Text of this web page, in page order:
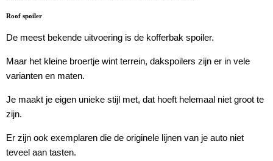
Roof spoiler
De meest bekende uitvoering is de kofferbak spoiler.
Maar het kleine broertje wint terrein, dakspoilers zijn er in vele
varianten en maten.
Je maakt je eigen unieke stijl met, dat hoeft helemaal niet groot te
zijn.
Er zijn ook exemplaren die de originele lijnen van je auto niet
teveel aan tasten.